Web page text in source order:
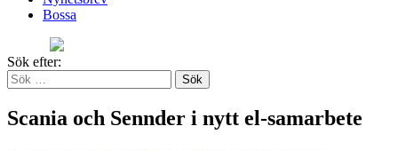
Bossa
Sök efter:
Scania och Sennder i nytt el-samarbete